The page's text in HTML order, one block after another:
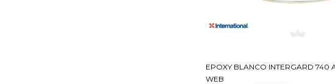
EPOXY BLANCO INTERGARD 740
WEB